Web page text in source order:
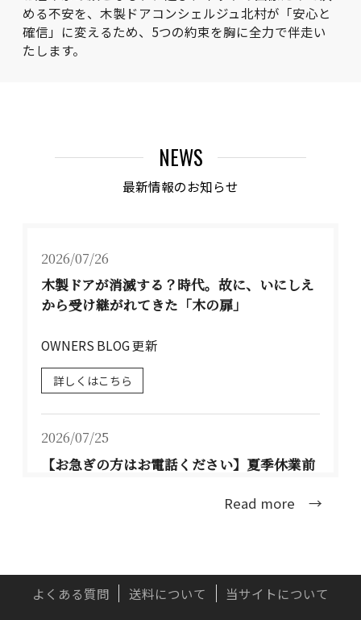
める不安を、木製ドアコンシェルジュ北村が「安心と
確信」に変えるため、5つの約束を胸に全力で伴走い
たします。
NEWS
最新情報のお知らせ
2026/07/26
木製ドアが消滅する？時代。故に、いにしえ
から受け継がれてきた「木の扉」
OWNERS BLOG 更新
詳しくはこちら
2026/07/25
【お急ぎの方はお電話ください】夏季休業前
詳しくはこちら
Read more →
よくある質問 送料について 当サイトについて